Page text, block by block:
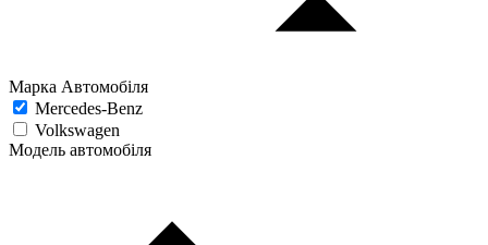
Марка Автомобіля
Mercedes-Benz
Volkswagen
Модель автомобіля